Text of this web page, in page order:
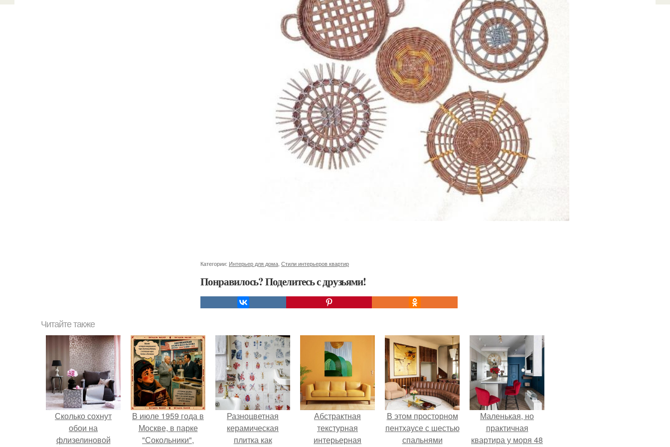
Категории: Интерьер для дома Стили интерьеров квартир
Понравилось? Поделитесь с друзьями!
Читайте также
Сколько сохнут
обои на
флизелиновой
В июле 1959 года в
Москве, в парке
"Сокольники",
Разноцветная
керамическая
плитка как
Абстрактная
текстурная
интерьерная
В этом просторном
пентхаусе с шестью
спальнями
Маленькая, но
практичная
квартира у моря 48